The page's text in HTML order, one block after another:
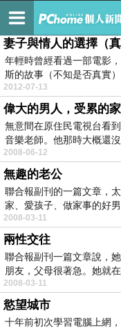
赤子童心
妻子與情人的選擇（真
年輕時曾經看過一部電影
斯的故事（不知是否真實）
2012-07-13
偉大的男人，受累的
無意間在原住民電視台看
音樂老師。他那時大概還
2008-06-12
無趣的老公
聯合報副刊的一篇文章，
家、愛孩子、做家事的好
2008-03-11
兩性交往
聯合報副刊一篇文章說，
朋友，父母很著急。她就
2008-03-11
慾望城市
十年前初次學習電腦上網